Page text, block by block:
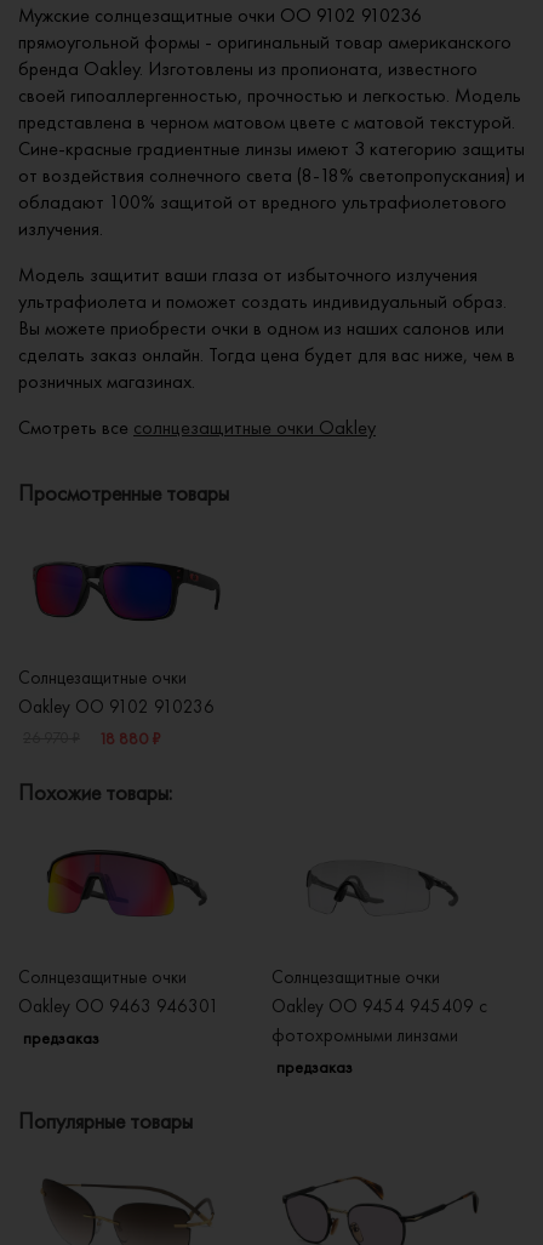
Мужские солнцезащитные очки OO 9102 910236
прямоугольной формы - оригинальный товар американского
бренда Oakley. Изготовлены из пропионата, известного
своей гипоаллергенностью, прочностью и легкостью. Модель
представлена в черном матовом цвете с матовой текстурой.
Сине-красные градиентные линзы имеют 3 категорию защиты
от воздействия солнечного света (8-18% светопропускания) и
обладают 100% защитой от вредного ультрафиолетового
излучения.
Модель защитит ваши глаза от избыточного излучения
ультрафиолета и поможет создать индивидуальный образ.
Вы можете приобрести очки в одном из наших салонов или
сделать заказ онлайн. Тогда цена будет для вас ниже, чем в
розничных магазинах.
Смотреть все солнцезащитные очки Oakley
Просмотренные товары
Солнцезащитные очки
Oakley OO 9102 910236
18 880 ₽
Похожие товары:
Солнцезащитные очки
Oakley OO 9463 946301
предзаказ
Солнцезащитные очки
Oakley OO 9454 945409 с
фотохромными линзами
предзаказ
Популярные товары